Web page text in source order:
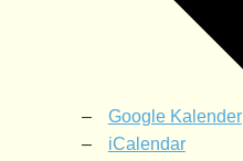
Google Kalender
iCalendar